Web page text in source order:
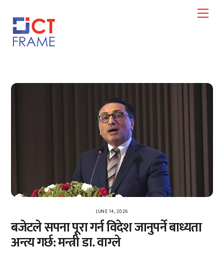
content
JUNE 14, 2026
बजेटले सपना पूरा गर्न विदेश जानुपर्ने बाध्यता
अन्त्य गर्छ: मन्त्री डा. वाग्ले